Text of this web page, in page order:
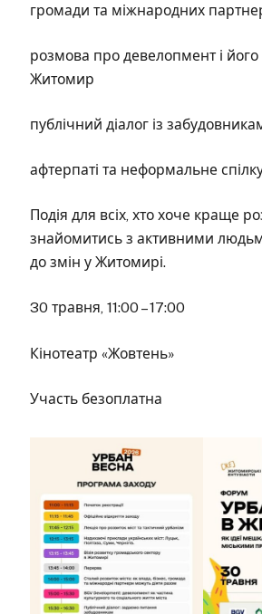
громади та міжнародних
розмова про девелопмент і
Житомир
публічний діалог із
афтерпаті та неформальне
Подія для всіх, хто хоче краще
знайомитись з активними
до змін у Житомирі.
30 травня, 11:00 – 17:00
Кінотеатр «Жовтень»
Участь безоплатна